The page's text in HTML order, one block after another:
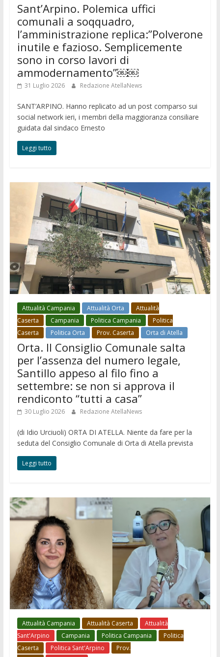
Sant’Arpino. Polemica uffici
comunali a soqquadro,
l’amministrazione replica:”Polverone
inutile e fazioso. Semplicemente
sono in corso lavori di
ammodernamento”￼￼
31 Luglio 2026 Redazione AtellaNews
SANT’ARPINO. Hanno replicato ad un post comparso sui
social network ieri, i membri della maggioranza consiliare
guidata dal sindaco Ernesto
Leggi tutto
Attualità Campania Attualità Orta
Attualità
Caserta
Campania Politica Campania
Politica
Caserta
Politica Orta Prov. Caserta Orta di Atella
Orta. Il Consiglio Comunale salta
per l’assenza del numero legale,
Santillo appeso al filo fino a
settembre: se non si approva il
rendiconto “tutti a casa”
30 Luglio 2026 Redazione AtellaNews
(di Idio Urciuoli) ORTA DI ATELLA. Niente da fare per la
seduta del Consiglio Comunale di Orta di Atella prevista
Leggi tutto
Attualità Campania Attualità Caserta
Attualità
Sant'Arpino
Campania Politica Campania
Politica
Caserta
Politica Sant'Arpino
Prov.